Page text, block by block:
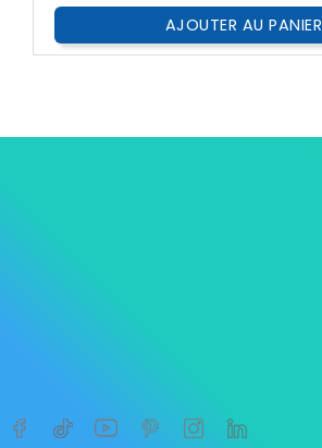
AJOUTER AU PANIER